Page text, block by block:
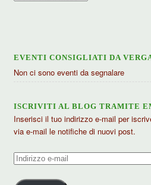
EVENTI CONSIGLIATI DA
Non ci sono eventi da segnalare
ISCRIVITI AL BLOG TRAMITE
Inserisci il tuo indirizzo e-mail per
via e-mail le notifiche di nuovi post.
Indirizzo
mail